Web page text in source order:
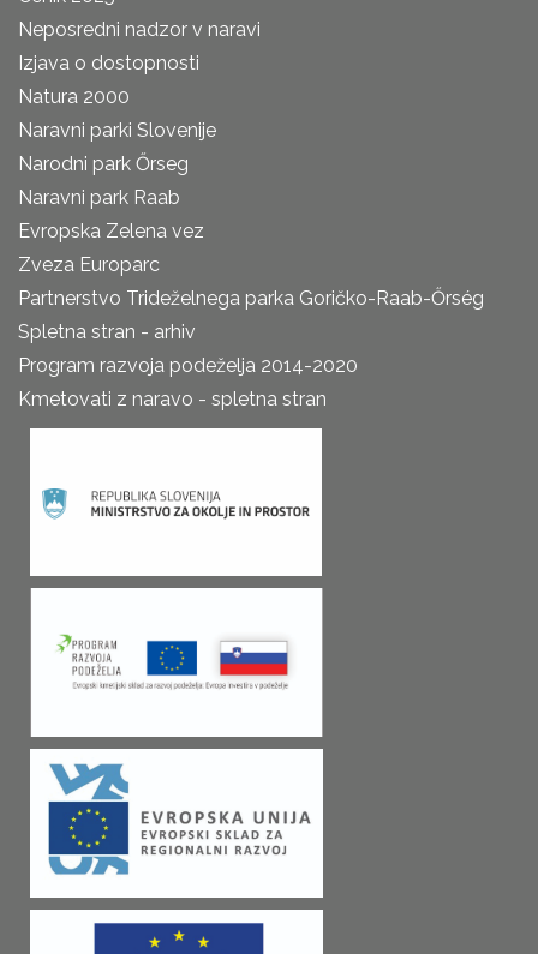
Neposredni nadzor v naravi
Izjava o dostopnosti
Natura 2000
Naravni parki Slovenije
Narodni park Őrseg
Naravni park Raab
Evropska Zelena vez
Zveza Europarc
Partnerstvo Trideželnega parka Goričko-Raab-Őrség
Spletna stran - arhiv
Program razvoja podeželja 2014-2020
Kmetovati z naravo - spletna stran